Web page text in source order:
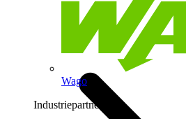
Wago
Industriepartner